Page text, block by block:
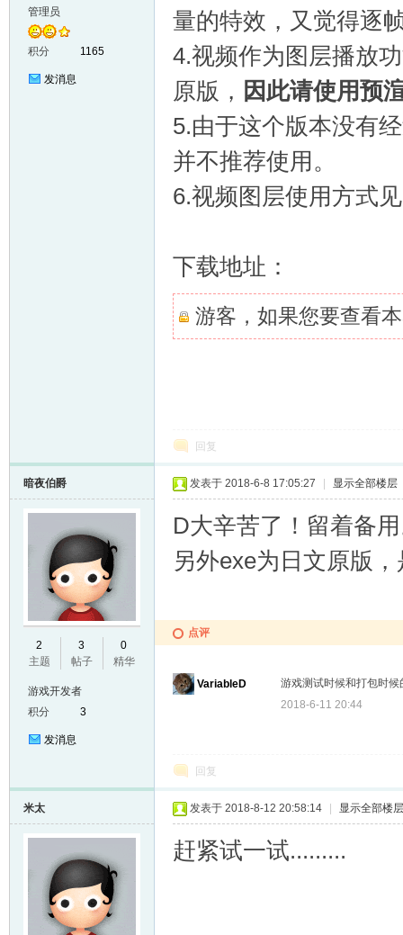
管理员
积分 1165
发消息
量的特效，又觉得逐
4.视频作为图层播放
原版， 因此请使用预
5.由于这个版本没有
并不推荐使用。
6.视频图层使用方式
下载地址：
游客，如果您要查看
回复
暗夜伯爵
2
主题
3
帖子
0
精华
游戏开发者
积分
3
发消息
发表于 2018-6-8 17:05:27 显示全部楼层
D大辛苦了！留着备
另外exe为日文原版
点评
VariableD
游戏测试时候和打包时
2018-6-11 20:44
回复
米太 发表于 2018-8-12 20:58:14 显示全部楼层
赶紧试一试.........